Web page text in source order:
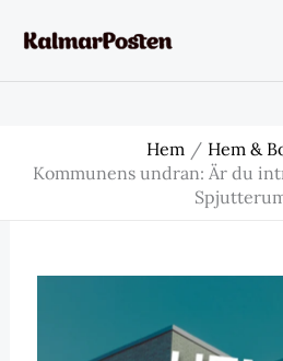
Hem
Hem &
Kommunens undran: Är du